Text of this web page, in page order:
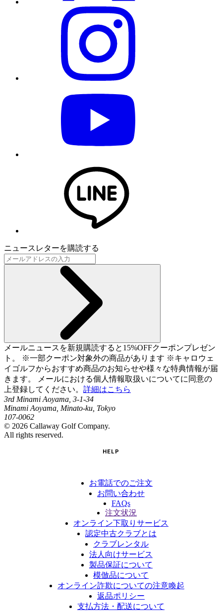
ニュースレターを購読する
メールニュースを新規購読すると15%OFFクーポンプレゼン
ト。 ※一部クーポン対象外の商品があります ※キャロウェ
イゴルフからおすすめ商品のお知らせや様々な特典情報が届
きます。 メールにおける個人情報取扱いについてに同意の
上登録してください。 詳細はこちら
3rd Minami Aoyama, 3-1-34
Minami Aoyama, Minato-ku, Tokyo
107-0062
© 2026 Callaway Golf Company.
All rights reserved.
HELP
お電話でのご注文
お問い合わせ
FAQs
注文状況
オンライン下取りサービス
認定中古クラブとは
クラブレンタル
法人向けサービス
製品保証について
模倣品について
オンライン詐欺についての注意喚起
返品ポリシー
支払方法・配送について